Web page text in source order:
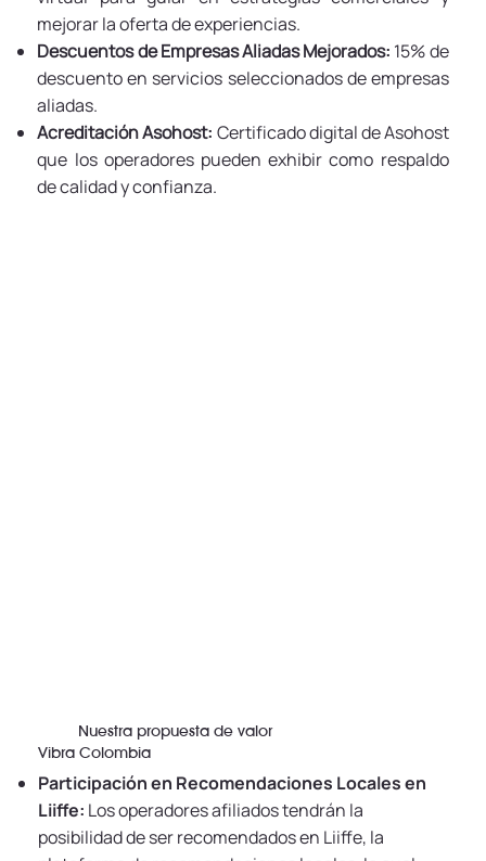
mejorar la oferta de experiencias.
Descuentos de Empresas Aliadas Mejorados: 15% de
descuento en servicios seleccionados de empresas
aliadas.
Acreditación Asohost: Certificado digital de Asohost
que los operadores pueden exhibir como respaldo
de calidad y confianza.
Nuestra propuesta de valor
Vibra Colombia
Participación en Recomendaciones Locales en
Liiffe: Los operadores afiliados tendrán la
posibilidad de ser recomendados en Liiffe, la